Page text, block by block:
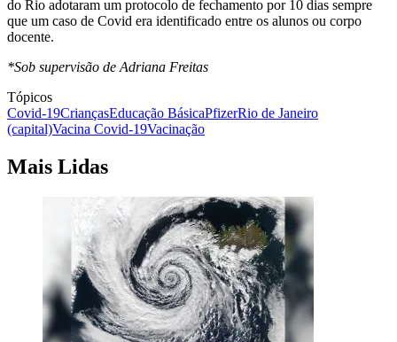
do Rio adotaram um protocolo de fechamento por 10 dias sempre
que um caso de Covid era identificado entre os alunos ou corpo
docente.
*Sob supervisão de Adriana Freitas
Tópicos
Covid-19CriançasEducação BásicaPfizerRio de Janeiro
(capital)Vacina Covid-19Vacinação
Mais Lidas